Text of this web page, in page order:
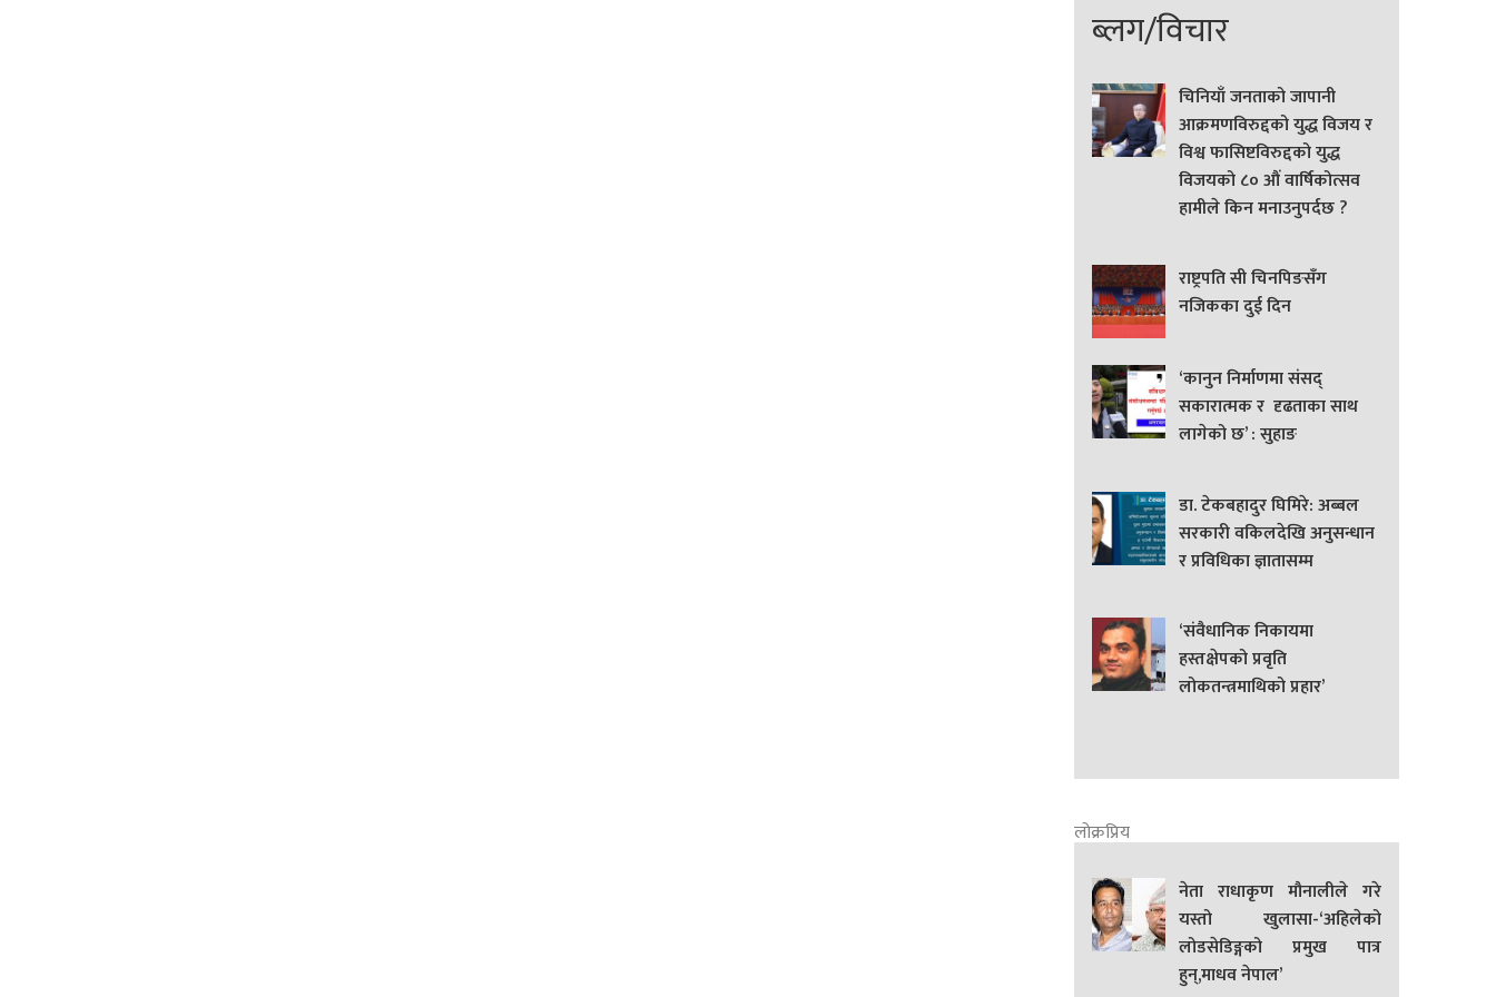
ब्लग/विचार
चिनियाँ जनताको जापानी
आक्रमणविरुद्दको युद्ध विजय र
विश्व फासिष्टविरुद्दको युद्ध
विजयको ८० औं वार्षिकोत्सव
हामीले किन मनाउनुपर्दछ ?
राष्ट्रपति सी चिनपिङसँग
नजिकका दुई दिन
‘कानुन निर्माणमा संसद्
सकारात्मक र दृढताका साथ
लागेको छ’ : सुहाङ
डा. टेकबहादुर घिमिरे: अब्बल
सरकारी वकिलदेखि अनुसन्धान
र प्रविधिका ज्ञातासम्म
‘संवैधानिक निकायमा
हस्तक्षेपको प्रवृति
लोकतन्त्रमाथिको प्रहार’
लोक्रप्रिय
नेता राधाकृण मौनालीले गरे
यस्तो खुलासा-‘अहिलेको
लोडसेडिङ्गको प्रमुख पात्र
हुन्,माधव नेपाल’